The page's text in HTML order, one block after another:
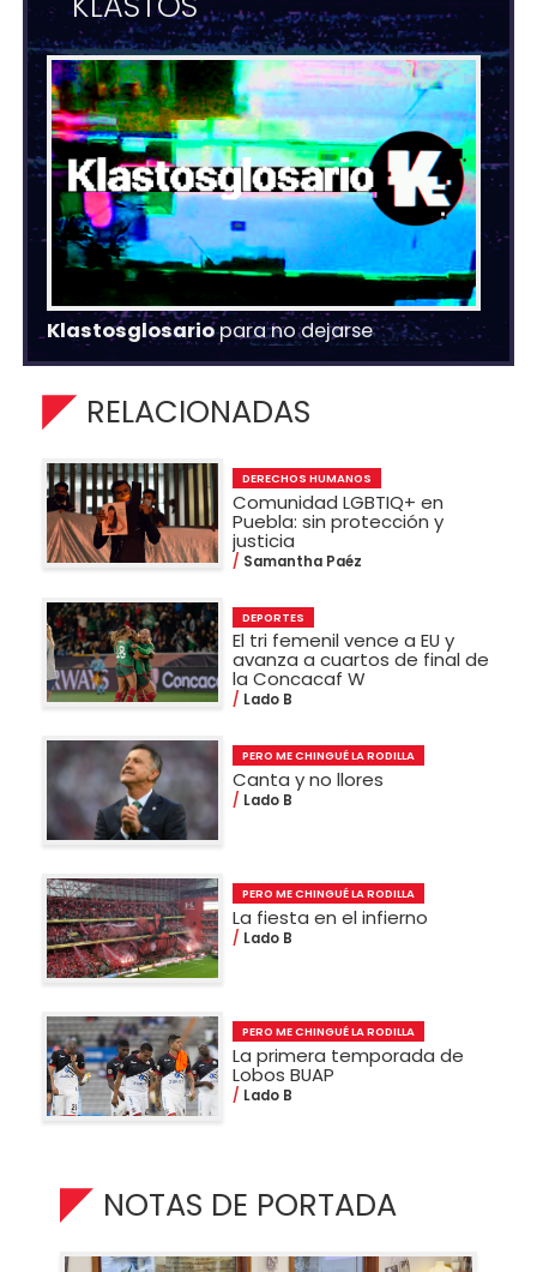
Klastosglosariopara no dejarse
RELACIONADAS
DERECHOS HUMANOS
Comunidad LGBTIQ+ en
Puebla: sin protección y
justicia
Samantha Paéz
DEPORTES
El tri femenil vence a EU y
avanza a cuartos de final de
la Concacaf W
Lado B
PERO ME CHINGUÉ LA RODILLA
Canta y no llores
Lado B
PERO ME CHINGUÉ LA RODILLA
La fiesta en el infierno
Lado B
PERO ME CHINGUÉ LA RODILLA
La primera temporada de
Lobos BUAP
Lado B
NOTAS DE PORTADA